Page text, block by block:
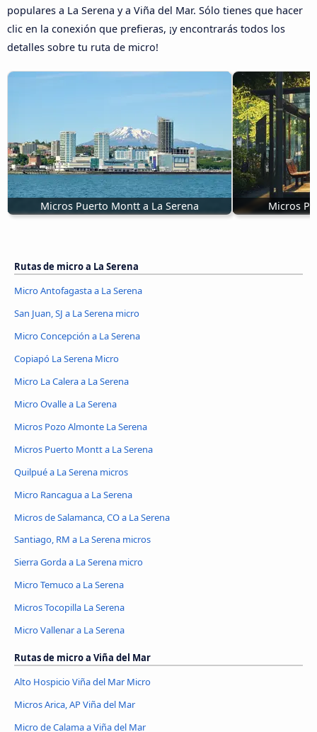
populares a La Serena y a Viña del Mar. Sólo tienes que hacer
clic en la conexión que prefieras, ¡y encontrarás todos los
detalles sobre tu ruta de micro!
Micros Puerto Montt a La Serena Micros
Rutas de micro a La Serena
Micro Antofagasta a La Serena
San Juan, SJ a La Serena micro
Micro Concepción a La Serena
Copiapó La Serena Micro
Micro La Calera a La Serena
Micro Ovalle a La Serena
Micros Pozo Almonte La Serena
Micros Puerto Montt a La Serena
Quilpué a La Serena micros
Micro Rancagua a La Serena
Micros de Salamanca, CO a La Serena
Santiago, RM a La Serena micros
Sierra Gorda a La Serena micro
Micro Temuco a La Serena
Micros Tocopilla La Serena
Micro Vallenar a La Serena
Rutas de micro a Viña del Mar
Alto Hospicio Viña del Mar Micro
Micros Arica, AP Viña del Mar
Micro de Calama a Viña del Mar